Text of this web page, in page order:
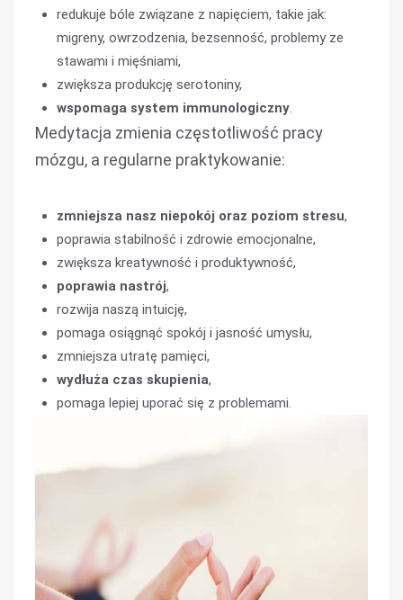
redukuje bóle związane z napięciem, takie jak:
migreny, owrzodzenia, bezsenność, problemy ze
stawami i mięśniami,
zwiększa produkcję serotoniny,
wspomaga system immunologiczny.
Medytacja zmienia częstotliwość pracy
mózgu, a regularne praktykowanie:
zmniejsza nasz niepokój oraz poziom stresu,
poprawia stabilność i zdrowie emocjonalne,
zwiększa kreatywność i produktywność,
poprawia nastrój,
rozwija naszą intuicję,
pomaga osiągnąć spokój i jasność umysłu,
zmniejsza utratę pamięci,
wydłuża czas skupienia,
pomaga lepiej uporać się z problemami.